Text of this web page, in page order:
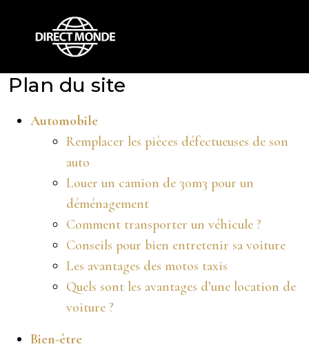
Plan du site
Automobile
Remplacer les pièces défectueuses de son
auto
Louer un camion de 30m3 pour un
déménagement
Comment transporter un véhicule ?
Conseils pour bien entretenir sa voiture
Les avantages des motos taxis
Quels sont les avantages d’une location de
voiture ?
Bien-être